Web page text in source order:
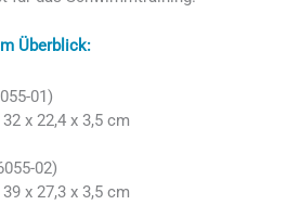
Überblick:
01)
x 22,4 x 3,5 cm
02)
x 27,3 x 3,5 cm